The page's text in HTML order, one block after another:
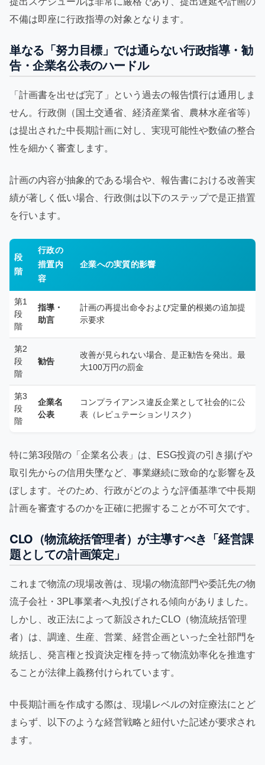
不備は即座に行政指導の対象となります。
単なる「努力目標」では通らない行政指導・勧
告・企業名公表のハードル
「計画書を出せば完了」という過去の報告慣行は通用しま
せん。行政側（国土交通省、経済産業省、農林水産省等）
は提出された中長期計画に対し、実現可能性や数値の整合
性を細かく審査します。
計画の内容が抽象的である場合や、報告書における改善実
績が著しく低い場合、行政側は以下のステップで是正措置
を行います。
段
階
行政の
措置内
容
企業への実質的影響
第1
段
階
指導・
助言
計画の再提出命令および定量的根拠の追加提
示要求
第2
段
階
勧告
改善が見られない場合、是正勧告を発出。最
大100万円の罰金
第3
段
階
企業名
公表
コンプライアンス違反企業として社会的に公
表（レピュテーションリスク）
特に第3段階の「企業名公表」は、ESG投資の引き揚げや
取引先からの信用失墜など、事業継続に致命的な影響を及
ぼします。そのため、行政がどのような評価基準で中長期
計画を審査するのかを正確に把握することが不可欠です。
CLO（物流統括管理者）が主導すべき「経営課
題としての計画策定」
これまで物流の現場改善は、現場の物流部門や委託先の物
流子会社・3PL事業者へ丸投げされる傾向がありました。
しかし、改正法によって新設されたCLO（物流統括管理
者）は、調達、生産、営業、経営企画といった全社部門を
統括し、発言権と投資決定権を持って物流効率化を推進す
ることが法律上義務付けられています。
中長期計画を作成する際は、現場レベルの対症療法にとど
まらず、以下のような経営戦略と紐付いた記述が要求され
ます。